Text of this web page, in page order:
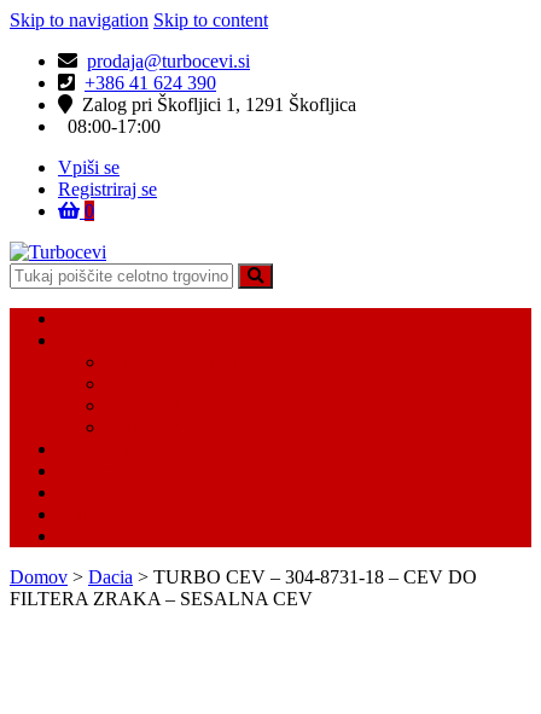
Skip to navigation Skip to content
prodaja@turbocevi.si
+386 41 624 390
Zalog pri Škofljici 1, 1291 Škofljica
08:00-17:00
Vpiši se
Registriraj se
0
Turbocevi
Turbo ideal – turbo cevi
Domov > Dacia > TURBO CEV – 304-8731-18 – CEV DO
FILTERA ZRAKA – SESALNA CEV